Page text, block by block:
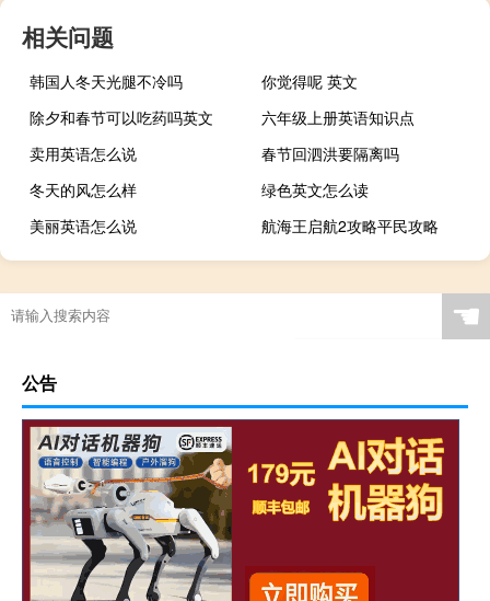
相关问题
韩国人冬天光腿不冷吗
你觉得呢 英文
除夕和春节可以吃药吗英文
六年级上册英语知识点
卖用英语怎么说
春节回泗洪要隔离吗
冬天的风怎么样
绿色英文怎么读
美丽英语怎么说
航海王启航2攻略平民攻略
☚
公告